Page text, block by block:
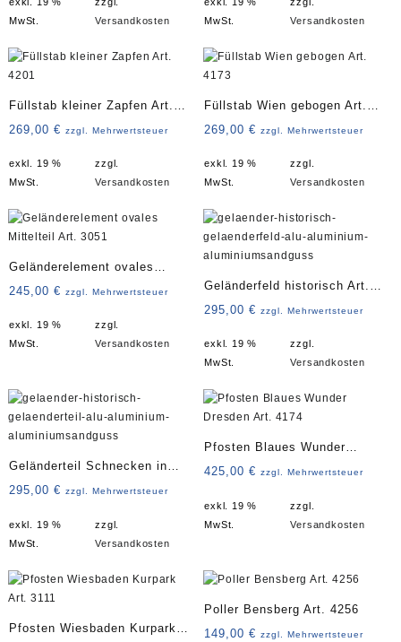
MwSt.
Versandkosten
MwSt.
Versandkosten
Füllstab kleiner Zapfen Art.
4201
269,00 € zzgl. Mehrwertsteuer
exkl. 19 %
MwSt.
zzgl.
Versandkosten
Füllstab Wien gebogen Art.
4173
269,00€ zzgl. Mehrwertsteuer
exkl. 19 %
MwSt.
zzgl.
Versandkosten
Geländerelement ovales
Mittelteil Art. 3051
245,00 € zzgl. Mehrwertsteuer
exkl. 19 %
MwSt.
zzgl.
Versandkosten
Geländerfeld historisch Art.
4153
295,00€ zzgl. Mehrwertsteuer
exkl. 19 %
MwSt.
zzgl.
Versandkosten
Geländerteil Schnecken in
Mitte Art. 3005
295,00 € zzgl. Mehrwertsteuer
exkl. 19 %
MwSt.
zzgl.
Versandkosten
Pfosten Blaues Wunder
Dresden Art. 4174
425,00€ zzgl. Mehrwertsteuer
exkl. 19 %
MwSt.
zzgl.
Versandkosten
Pfosten Wiesbaden Kurpark
Poller Bensberg Art. 4256
149,00€ zzgl. Mehrwertsteuer